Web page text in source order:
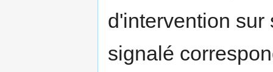
d'intervention sur
signalé